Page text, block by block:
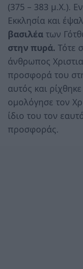
(375 – 383 μ.Χ.).
Εκκλησία και
βασιλέα των
στην πυρά. Τότε
άνθρωπος
προσφορά του
αυτός και
ομολόγησε τον
ίδιο του τον
προσφοράς.